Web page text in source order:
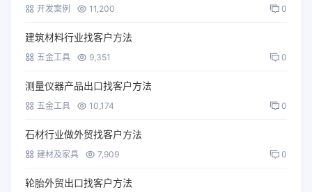
开发案例 11,200 0
建筑材料行业找客户方法
五金工具 9,351 0
测量仪器产品出口找客户方法
五金工具 10,174 0
石材行业做外贸找客户方法
建材及家具 7,909 0
轮胎外贸出口找客户方法